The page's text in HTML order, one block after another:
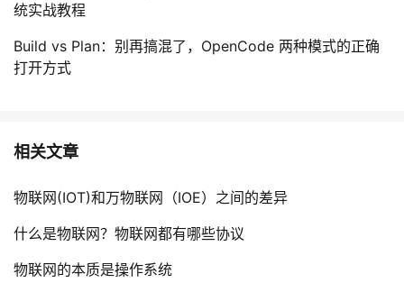
统实战教程
Build vs Plan：别再搞混了，OpenCode 两种模式的正确
打开方式
相关文章
物联网(IOT)和万物联网（IOE）之间的差异
什么是物联网？物联网都有哪些协议
物联网的本质是操作系统